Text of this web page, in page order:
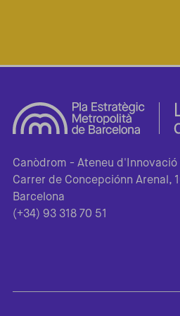
Canòdrom - Ateneu
Carrer de Concepciónn Arenal,
Barcelona
(+34) 93 318 70 51